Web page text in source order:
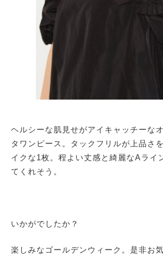
ヘルシーな肌見せがアイキャッチーな
タワンピース。タックフリルが上品さ
イクな1枚。程よい丈感と綺麗なAライ
てくれそう。
いかがでしたか？
楽しみなゴールデンウィーク。是非お